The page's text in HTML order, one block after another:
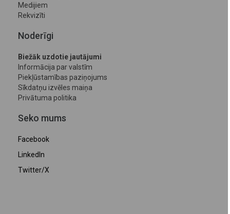
Medijiem
Rekvizīti
Noderīgi
Biežāk uzdotie jautājumi
Informācija par valstīm
Piekļūstamības paziņojums
Sīkdatņu izvēles maiņa
Privātuma politika
Seko mums
Facebook
LinkedIn
Twitter/X